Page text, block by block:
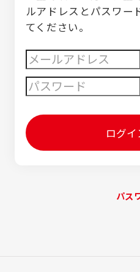
ルアドレスとパスワー
てください。
ログ
パス